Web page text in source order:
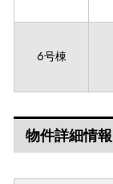
6号棟
物件詳細情報